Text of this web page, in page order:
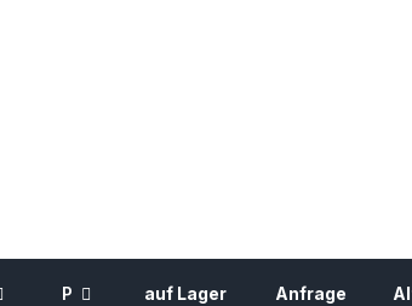
P auf Lager Anfrage